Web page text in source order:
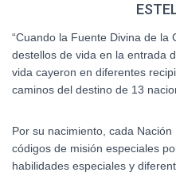
“Cuando la Fuente Divina de la
destellos de vida en la entrada
vida cayeron en diferentes
caminos del destino de 13
Por su nacimiento, cada
códigos de misión especiales
habilidades especiales y